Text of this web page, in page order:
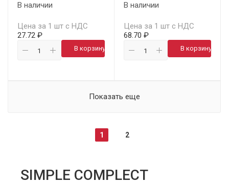
В наличии
Цена за 1 шт с НДС
27.72 ₽
В корзину
В наличии
Цена за 1 шт с НДС
68.70 ₽
В корзину
Показать еще
1 2
SIMPLE COMPLECT